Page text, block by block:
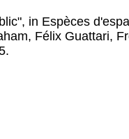
in Espèces
Félix Guattari,